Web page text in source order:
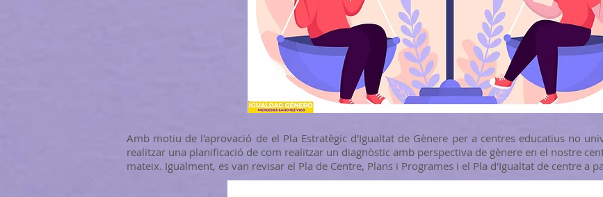
Amb motiu de l'aprovació de el Pla Estratègic d'Igualtat de Gènere per a centres educatius no
realitzar una planificació de com realitzar un diagnòstic amb perspectiva de gènere en el nostre
mateix. Igualment, es van revisar el Pla de Centre, Plans i Programes i el Pla d'Igualtat de centre a